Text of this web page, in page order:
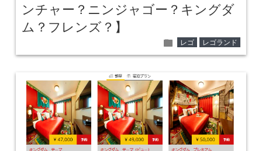
ンチャー？ニンジャゴー？キングダ
ム？フレンズ？】
folder レゴ レゴランド